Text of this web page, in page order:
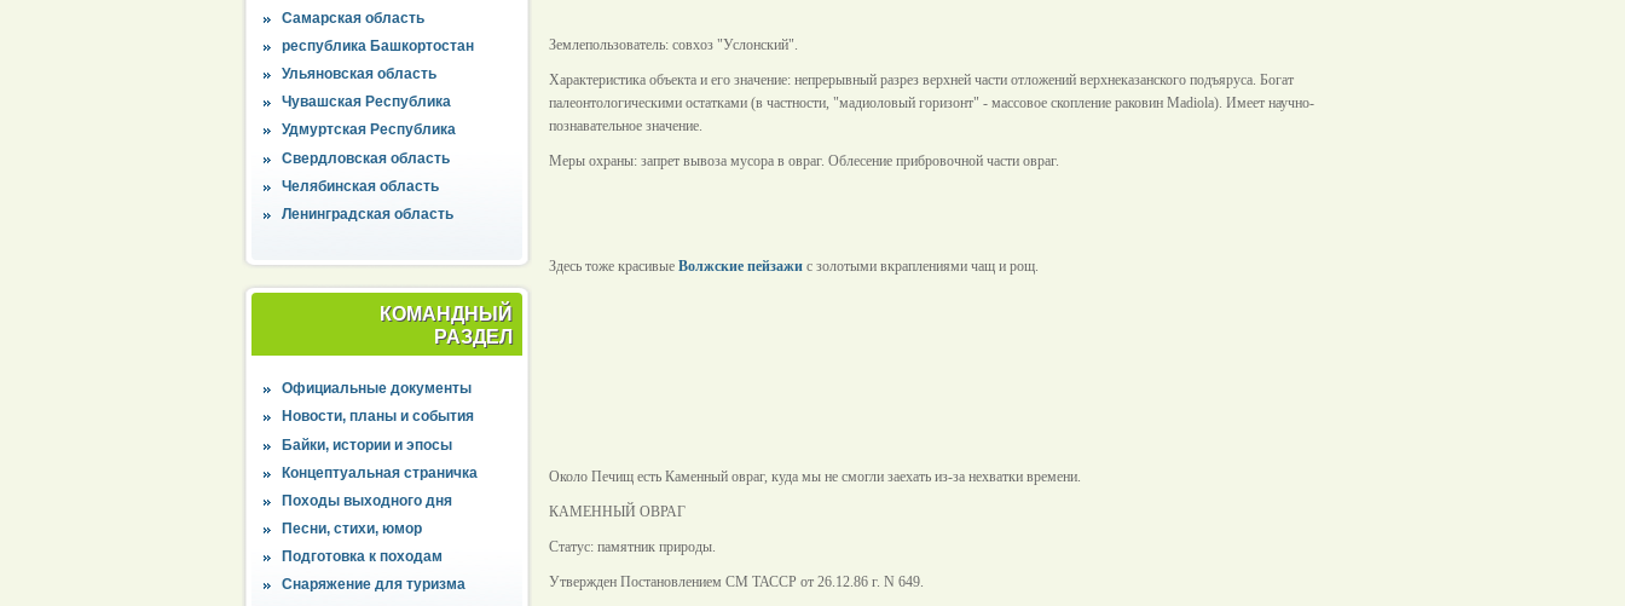
Самарская область
республика Башкортостан
Ульяновская область
Чувашская Республика
Удмуртская Республика
Свердловская область
Челябинская область
Ленинградская область
КОМАНДНЫЙ
РАЗДЕЛ
Официальные документы
Новости, планы и события
Байки, истории и эпосы
Концептуальная страничка
Походы выходного дня
Песни, стихи, юмор
Подготовка к походам
Снаряжение для туризма
Землепользователь: совхоз "Услонский".
Характеристика объекта и его значение: непрерывный разрез верхней части отложений верхнеказанского подъяруса. Богат
палеонтологическими остатками (в частности, "мадиоловый горизонт" - массовое скопление раковин Madiola). Имеет научно-
познавательное значение.
Меры охраны: запрет вывоза мусора в овраг. Облесение прибровочной части овраг.
Здесь тоже красивые Волжские пейзажис золотыми вкраплениями чащ и рощ.
Около Печищ есть Каменный овраг, куда мы не смогли заехать из-за нехватки времени.
КАМЕННЫЙ ОВРАГ
Статус: памятник природы.
Утвержден Постановлением СМ ТАССР от 26.12.86 г. N 649.